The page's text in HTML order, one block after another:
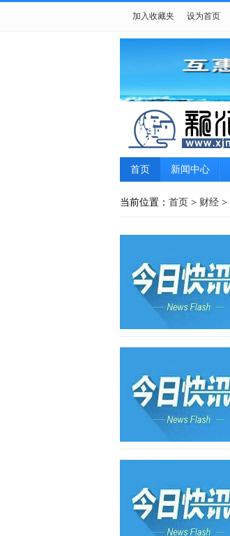
加入收藏夹 设为首页
首页 新闻中心
当前位置： 首页 > 财经 >